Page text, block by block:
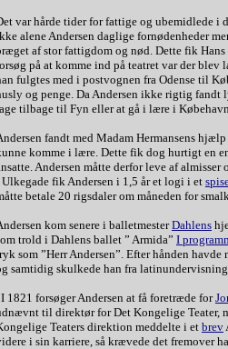
var hårde tider for fattige og ubemidlede i
alene Andersen daglige fornødenheder
af stor fattigdom og nød. Dette fik
på at komme ind på teatret var der blev
fulgtes med i postvognen fra Odense til
og penge. Da Andersen ikke rigtig
tilbage til Fyn eller at gå i lære i
fandt med Madam Hermansens
komme i lære. Dette fik dog hurtigt en
Andersen måtte derfor leve af
fik Andersen i 1,5 år et logi i et
betale 20 rigsdaler om måneden for
kom senere i balletmesterDahlens
trold i Dahlens ballet ” Armida” I
som ”Herr Andersen”. Efter hånden
samtidig skulkede han fra
I 1821 forsøger Andersen at få foretræde for
til direktør for Det Kongelige Teater,
Teaters direktion meddelte i et brev
i sin karriere, så krævede det fremover